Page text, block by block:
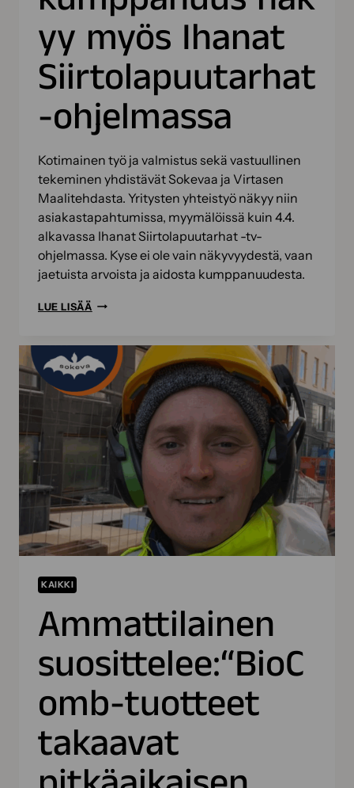
yy myös Ihanat
Siirtolapuutarhat
-ohjelmassa
Kotimainen työ ja valmistus sekä vastuullinen
tekeminen yhdistävät Sokevaa ja Virtasen
Maalitehdasta. Yritysten yhteistyö näkyy niin
asiakastapahtumissa, myymälöissä kuin 4.4.
alkavassa Ihanat Siirtolapuutarhat -tv-
ohjelmassa. Kyse ei ole vain näkyvyydestä, vaan
jaetuista arvoista ja aidosta kumppanuudesta.
LUE LISÄÄ SOKEVA JA
YHTEISTYÖSSÄ
KUMPPANUUS NÄKYY
IHANAT
SIIRTOLAPUUTARHAT
OHJELMASSA
KAIKKI
Ammattilainen
suosittelee:“BioC
omb-tuotteet
takaavat